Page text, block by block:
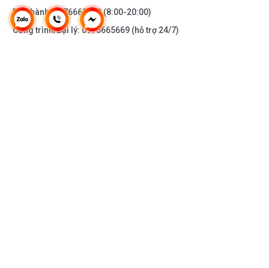
Bảo hành:0976665669(8:00-20:00)
Công trình/Đại lý:0976665669 (hỗ trợ 24/7)